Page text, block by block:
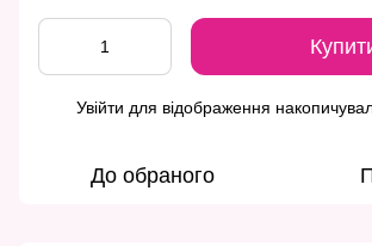
Увійти для відображення
До обраного